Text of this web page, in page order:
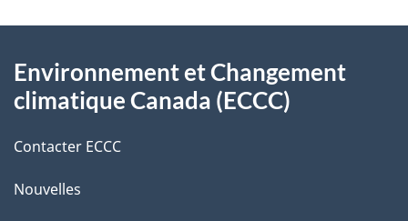
l
s
d
e
l
o
t
r
r
t
propos
de
ce
site
Environnement et Changement
climatique Canada (ECCC)
Contacter ECCC
Nouvelles